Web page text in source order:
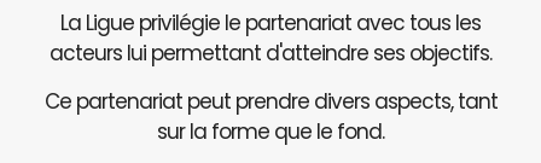
La Ligue privilégie le partenariat avec tous les
acteurs lui permettant d'atteindre ses objectifs.
Ce partenariat peut prendre divers aspects, tant
sur la forme que le fond.